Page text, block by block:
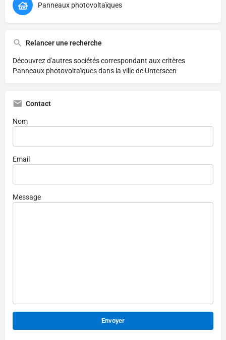
Panneaux photovoltaïques
Relancer une recherche
Découvrez d'autres sociétés correspondant aux critères
Panneaux photovoltaïques dans la ville de Unterseen
Contact
Nom
Email
Message